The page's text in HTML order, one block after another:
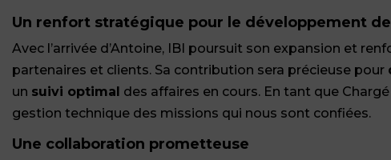
Un renfort stratégique pour le développement
Avec l’arrivée d’Antoine, IBI poursuit son expansion et
partenaires et clients. Sa contribution sera précieuse pour
un suivi optimal des affaires en cours. En tant que
gestion technique des missions qui nous sont confiées.
Une collaboration prometteuse